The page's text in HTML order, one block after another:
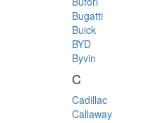
Bugatti
Buick
BYD
Byvin
C
Cadillac
Callaway